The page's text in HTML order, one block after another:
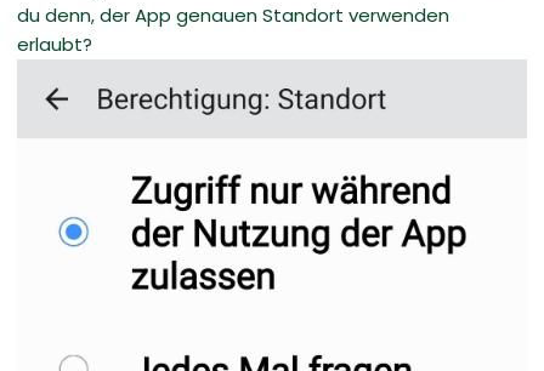
du denn, der App genauen Standort verwenden
erlaubt?